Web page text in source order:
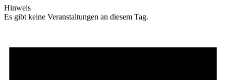
Hinweis
Es gibt keine Veranstaltungen an diesem Tag.